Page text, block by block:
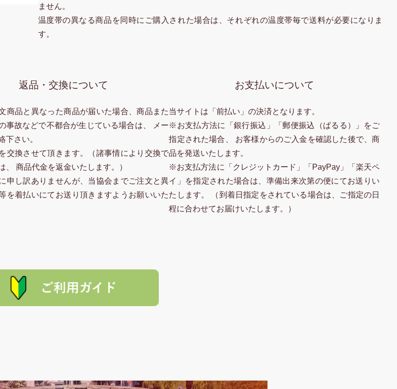
ません。
温度帯の異なる商品を同時にご購入された場合は、それぞれの温度帯毎で送料が必要になりま
す。
返品・交換について
商品と異なった商品が届いた場合、商品また
事故などで不都合が生じている場合は、 メー
下さい。
交換させて頂きます。（諸事情により交換で
、 商品代金を返金いたします。）
申し訳ありませんが、当協会までご注文と異
を着払いにてお送り頂きますようお願いいた
お支払いについて
当サイトは「前払い」の決済となります。
※お支払方法に「銀行振込」「郵便振込（ぱるる）」をご
指定された場合、 お客様からのご入金を確認した後で、商
品を発送いたします。
※お支払方法に「クレジットカード」「PayPay」「楽天ペ
イ」を指定された場合は、準備出来次第の便にてお送りい
たします。 （到着日指定をされている場合は、ご指定の日
程に合わせてお届けいたします。）